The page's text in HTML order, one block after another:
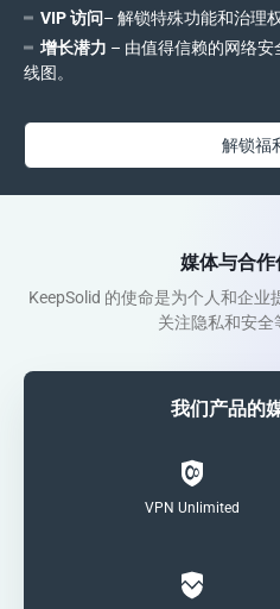
VIP 访问– 解锁特殊功能和治理权
增长潜力 – 由值得信赖的网络
线图。
解锁福
媒体与合
KeepSolid 的使命是为个人和企
关注隐私和安全
我们产品的
VPN Unlimited